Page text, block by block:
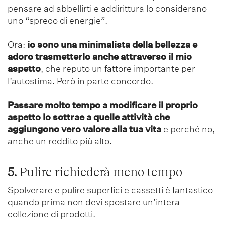
pensare ad abbellirti e addirittura lo considerano
uno “spreco di energie”.
Ora: io sono una minimalista della bellezza e
adoro trasmetterlo anche attraverso il mio
aspetto, che reputo un fattore importante per
l’autostima. Però in parte concordo.
Passare molto tempo a modificare il proprio
aspetto lo sottrae a quelle attività che
aggiungono vero valore alla tua vita e perché no,
anche un reddito più alto.
5. Pulire richiederà meno tempo
Spolverare e pulire superfici e cassetti è fantastico
quando prima non devi spostare un’intera
collezione di prodotti.